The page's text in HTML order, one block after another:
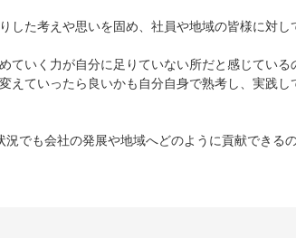
した考えや思いを固め、社員や地域の皆様に対し
いく力が自分に足りていない所だと感じている
えていったら良いかも自分自身で熟考し、実践し
でも会社の発展や地域へどのように貢献できる